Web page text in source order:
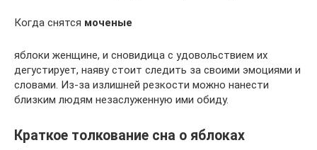
Когда снятся моченые
яблоки женщине, и сновидица с удовольствием их
дегустирует, наяву стоит следить за своими эмоциями и
словами. Из-за излишней резкости можно нанести
близким людям незаслуженную ими обиду.
Краткое толкование сна о яблоках